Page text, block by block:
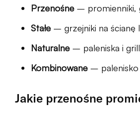
Przenośne – promienniki,
Stałe – grzejniki na ścianę
Naturalne – paleniska i
Kombinowane – palenisko
Jakie przenośne